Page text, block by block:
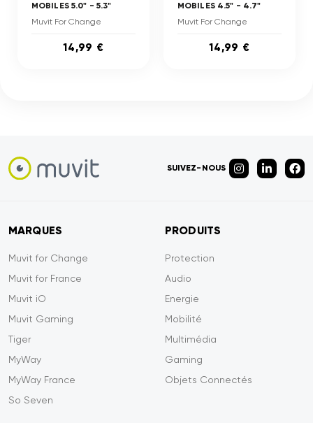
MOBILES 5.0" - 5.3"
Muvit For Change
14,99 €
MOBILES 4.5" - 4.7"
Muvit For Change
14,99 €
SUIVEZ-NOUS
MARQUES
Muvit for Change
Muvit for France
Muvit iO
Muvit Gaming
Tiger
MyWay
MyWay France
So Seven
PRODUITS
Protection
Audio
Energie
Mobilité
Multimédia
Gaming
Objets Connectés